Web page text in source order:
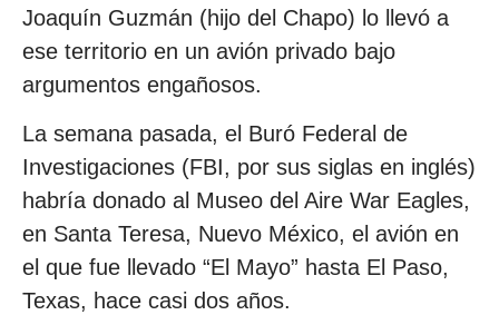
Joaquín Guzmán (hijo del Chapo) lo llevó a
ese territorio en un avión privado bajo
argumentos engañosos.
La semana pasada, el Buró Federal de
Investigaciones (FBI, por sus siglas en inglés)
habría donado al Museo del Aire War Eagles,
en Santa Teresa, Nuevo México, el avión en
el que fue llevado “El Mayo” hasta El Paso,
Texas, hace casi dos años.